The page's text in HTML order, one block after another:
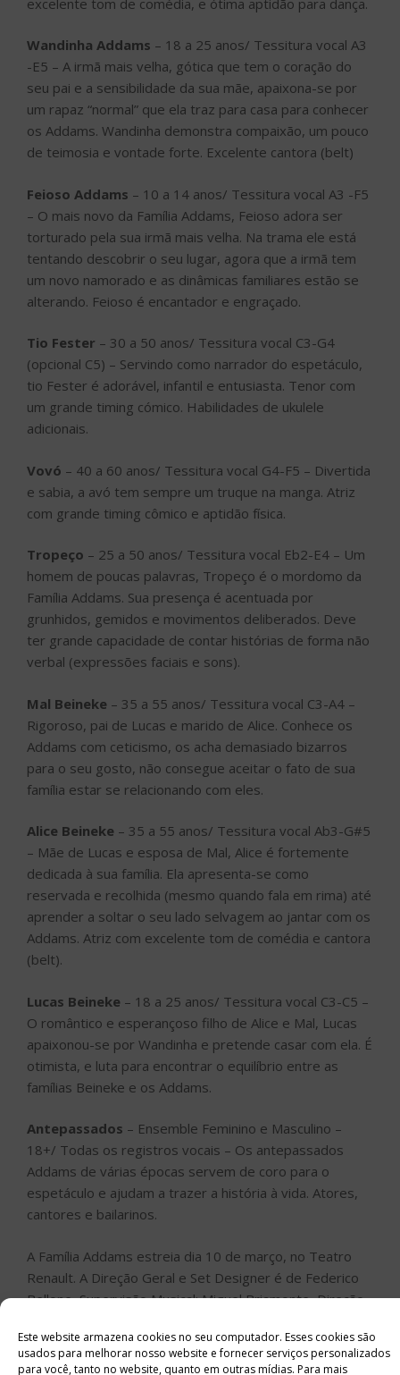
Este website armazena cookies no seu computador. Esses cookies são
usados ​​para melhorar nosso website e fornecer serviços personalizados
para você, tanto no website, quanto em outras mídias. Para mais
Wandinha Addams – 18 a 25 anos/ Tessitura vocal A3
-E5 – A irmã mais velha, gótica que tem o coração do
seu pai e a sensibilidade da sua mãe, apaixona-se por
um rapaz “normal” que ela traz para casa para conhecer
os Addams. Wandinha demonstra compaixão, um pouco
de teimosia e vontade forte. Excelente cantora (belt)
Feioso Addams – 10 a 14 anos/ Tessitura vocal A3 -F5
– O mais novo da Família Addams, Feioso adora ser
torturado pela sua irmã mais velha. Na trama ele está
tentando descobrir o seu lugar, agora que a irmã tem
um novo namorado e as dinâmicas familiares estão se
alterando. Feioso é encantador e engraçado.
Tio Fester – 30 a 50 anos/ Tessitura vocal C3-G4
(opcional C5) – Servindo como narrador do espetáculo,
tio Fester é adorável, infantil e entusiasta. Tenor com
um grande timing cómico. Habilidades de ukulele
adicionais.
Vovó – 40 a 60 anos/ Tessitura vocal G4-F5 – Divertida
e sabia, a avó tem sempre um truque na manga. Atriz
com grande timing cômico e aptidão física.
Tropeço – 25 a 50 anos/ Tessitura vocal Eb2-E4 – Um
homem de poucas palavras, Tropeço é o mordomo da
Família Addams. Sua presença é acentuada por
grunhidos, gemidos e movimentos deliberados. Deve
ter grande capacidade de contar histórias de forma não
verbal (expressões faciais e sons).
Mal Beineke – 35 a 55 anos/ Tessitura vocal C3-A4 –
Rigoroso, pai de Lucas e marido de Alice. Conhece os
Addams com ceticismo, os acha demasiado bizarros
para o seu gosto, não consegue aceitar o fato de sua
família estar se relacionando com eles.
Alice Beineke – 35 a 55 anos/ Tessitura vocal Ab3-G#5
– Mãe de Lucas e esposa de Mal, Alice é fortemente
dedicada à sua família. Ela apresenta-se como
reservada e recolhida (mesmo quando fala em rima) até
aprender a soltar o seu lado selvagem ao jantar com os
Addams. Atriz com excelente tom de comédia e cantora
(belt).
Lucas Beineke – 18 a 25 anos/ Tessitura vocal C3-C5 –
O romântico e esperançoso filho de Alice e Mal, Lucas
apaixonou-se por Wandinha e pretende casar com ela. É
otimista, e luta para encontrar o equilíbrio entre as
famílias Beineke e os Addams.
Antepassados – Ensemble Feminino e Masculino –
18+/ Todas os registros vocais – Os antepassados
Addams de várias épocas servem de coro para o
espetáculo e ajudam a trazer a história à vida. Atores,
cantores e bailarinos.
A Família Addams estreia dia 10 de março, no Teatro
Renault. A Direção Geral e Set Designer é de Federico
Bellone, Supervisão Musical; Miguel Briamonte, Direção